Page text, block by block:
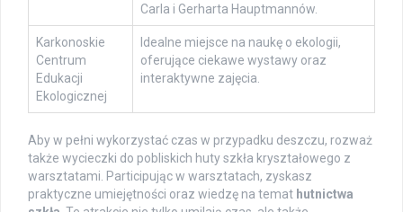
Carla i Gerharta Hauptmannów.
Karkonoskie
Centrum
Edukacji
Ekologicznej
Idealne miejsce na naukę o ekologii,
oferujące ciekawe wystawy oraz
interaktywne zajęcia.
Aby w pełni wykorzystać czas w przypadku deszczu, rozważ
także wycieczki do pobliskich huty szkła kryształowego z
warsztatami. Participując w warsztatach, zyskasz
praktyczne umiejętności oraz wiedzę na temat hutnictwa